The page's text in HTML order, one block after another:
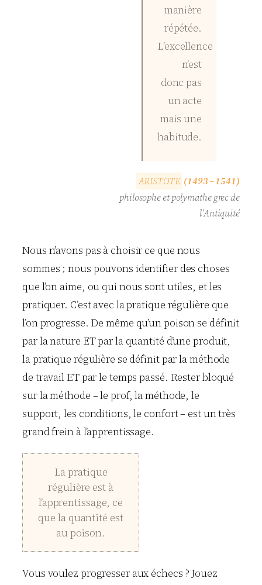
manière
répétée.
L’excellence
n’est
donc pas
un acte
mais une
habitude.
ARISTOTE (1493 – 1541)
philosophe et polymathe grec de
l’Antiquité
Nous n’avons pas à choisir ce que nous
sommes ; nous pouvons identifier des choses
que l’on aime, ou qui nous sont utiles, et les
pratiquer. C’est avec la pratique régulière que
l’on progresse. De même qu’un poison se définit
par la nature ET par la quantité d’une produit,
la pratique régulière se définit par la méthode
de travail ET par le temps passé. Rester bloqué
sur la méthode – le prof, la méthode, le
support, les conditions, le confort – est un très
grand frein à l’apprentissage.
La pratique
régulière est à
l’apprentissage, ce
que la quantité est
au poison.
Vous voulez progresser aux échecs ? Jouez